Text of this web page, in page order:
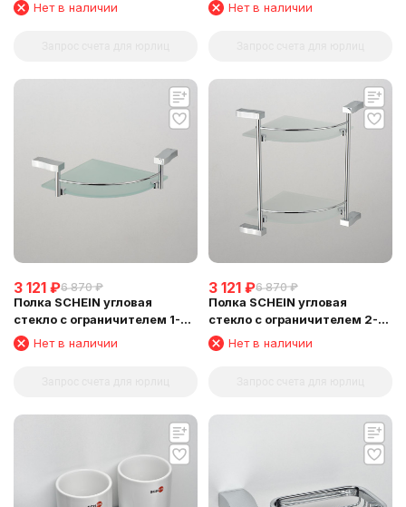
Нет в наличии Нет в наличии
3 121 ₽6 870 ₽
Полка SCHEIN угловая
стекло с ограничителем 1-
этажная (NL3212B1)
Нет в наличии
3 121 ₽6 870 ₽
Полка SCHEIN угловая
стекло с ограничителем 2-
этажная (NL3212B)
Нет в наличии